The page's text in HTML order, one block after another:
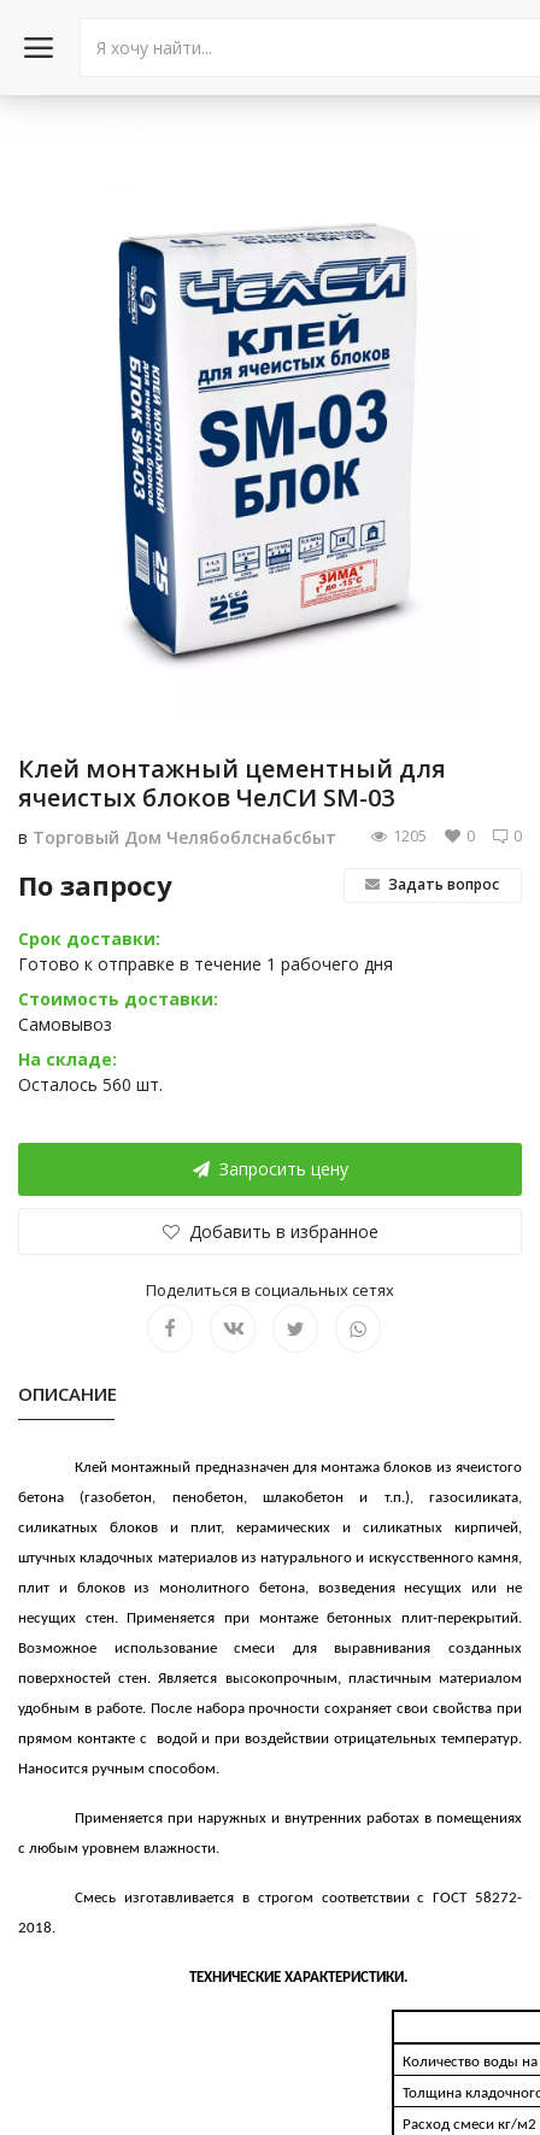
Объявления
Город: Колумбус
Клей монтажный цементный для
ячеистых блоков ЧелСИ SM-03
в Торговый Дом Челябоблснабсбыт 0
0
1205
По запросу Задать вопрос
Срок доставки:
Готово к отправке в течение 1 рабочего дня
Стоимость доставки:
Самовывоз
На складе:
Осталось 560 шт.
Запросить цену
Добавить в избранное
Поделиться в социальных сетях
ОПИСАНИЕ
Клей монтажный предназначен для монтажа блоков из ячеистого
бетона (газобетон, пенобетон, шлакобетон и т.п.), газосиликата,
силикатных блоков и плит, керамических и силикатных кирпичей,
штучных кладочных материалов из натурального и искусственного камня,
плит и блоков из монолитного бетона, возведения несущих или не
несущих стен. Применяется при монтаже бетонных плит-перекрытий.
Возможное использование смеси для выравнивания созданных
поверхностей стен. Является высокопрочным, пластичным материалом
удобным в работе. После набора прочности сохраняет свои свойства при
прямом контакте с водой и при воздействии отрицательных температур.
Наносится ручным способом.
Применяется при наружных и внутренних работах в помещениях
с любым уровнем влажности.
Смесь изготавливается в строгом соответствии с ГОСТ 58272-
2018.
ТЕХНИЧЕСКИЕ ХАРАКТЕРИСТИКИ.
Количество воды
Толщина
Расход смеси кг/